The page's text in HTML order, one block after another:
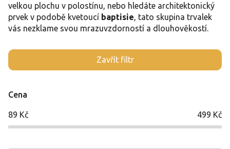
velkou plochu v polostínu, nebo hledáte architektonický
prvek v podobě kvetoucí baptisie , tato skupina trvalek
vás nezklame svou mrazuvzdorností a dlouhověkostí.
Zavřít filtr
Cena
89 Kč 499 Kč
V
ý
s
p